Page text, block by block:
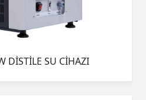
DİSTİLE SU CİHAZI